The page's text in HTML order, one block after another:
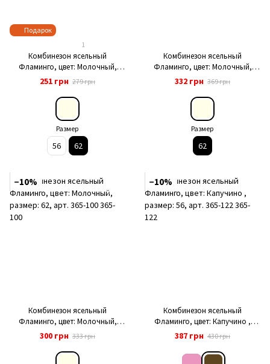
Подарок
1
Комбинезон ясельный
Фламинго, цвет: Молочный,
размер: 62, арт. 669-100
251 грн 279 грн
Размер
56 62
Комбинезон ясельный
Фламинго, цвет: Молочный,
размер: 62, арт. 468-212
332 грн 369 грн
Размер
62
−10%
Комбинезон ясельный
Фламинго, цвет: Молочный,
размер: 62, арт. 365-100
300 грн 333 грн
−10%
Комбинезон ясельный
Фламинго, цвет: Капучино ,
размер: 56, арт. 365-122
387 грн 430 грн